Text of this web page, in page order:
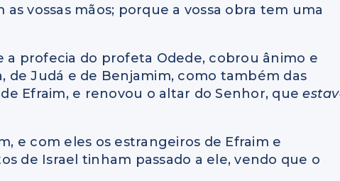
as vossas mãos; porque a vossa obra tem uma
a profecia do profeta Odede, cobrou ânimo e
de Judá e de Benjamim, como também das
Efraim, e renovou o altar do Senhor, que
e com eles os estrangeiros de Efraim e
de Israel tinham passado a ele, vendo que o